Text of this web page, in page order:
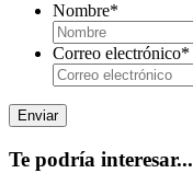
Nombre*
Correo electrónico*
Te podría interesar...